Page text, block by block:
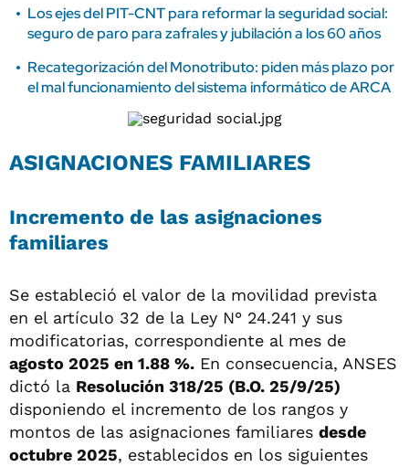
Los ejes del PIT-CNT para reformar la seguridad social:
seguro de paro para zafrales y jubilación a los 60 años
Recategorización del Monotributo: piden más plazo por
el mal funcionamiento del sistema informático de ARCA
ASIGNACIONES FAMILIARES
Incremento de las asignaciones
familiares
Se estableció el valor de la movilidad prevista
en el artículo 32 de la Ley N° 24.241 y sus
modificatorias, correspondiente al mes de
agosto 2025 en 1.88 %. En consecuencia, ANSES
dictó la Resolución 318/25 (B.O. 25/9/25)
disponiendo el incremento de los rangos y
montos de las asignaciones familiares desde
octubre 2025, establecidos en los siguientes